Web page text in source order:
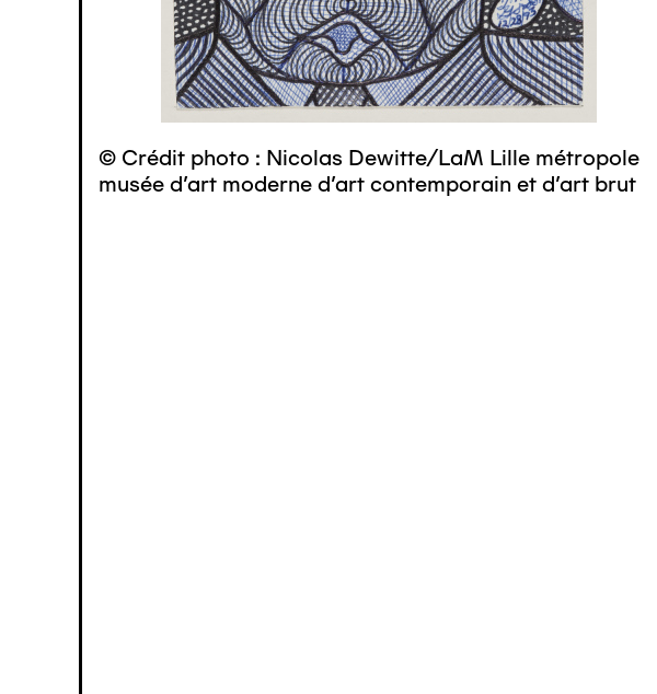
© Crédit photo : Nicolas Dewitte/LaM Lille métropole
musée d’art moderne d’art contemporain et d’art brut